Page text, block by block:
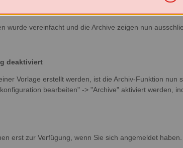
wurde vereinfacht und die Archive zeigen nun
deaktiviert
Vorlage erstellt werden, ist die Archiv-Funktion nun
bearbeiten" -> "Archive" aktiviert werden,
erst zur Verfügung, wenn Sie sich angemeldet